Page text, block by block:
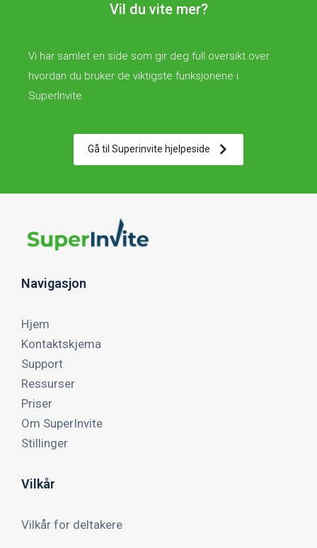
Vil du vite mer?
Vi har samlet en side som gir deg full oversikt over
hvordan du bruker de viktigste funksjonene i
SuperInvite.
Gå til Superinvite hjelpeside
Navigasjon
Hjem
Kontaktskjema
Support
Ressurser
Priser
Om SuperInvite
Stillinger
Vilkår
Vilkår for deltakere